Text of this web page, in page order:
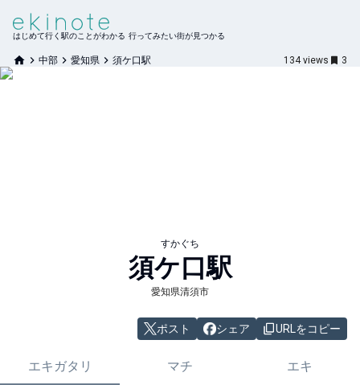
はじめて行く駅のことがわかる 行ってみたい街が見つかる
中部 愛知県 須ケ口駅 134 views 3
すかぐち
須ケ口駅
愛知県清須市
ポスト シェア URLをコピー
エキガタリ マチ エキ